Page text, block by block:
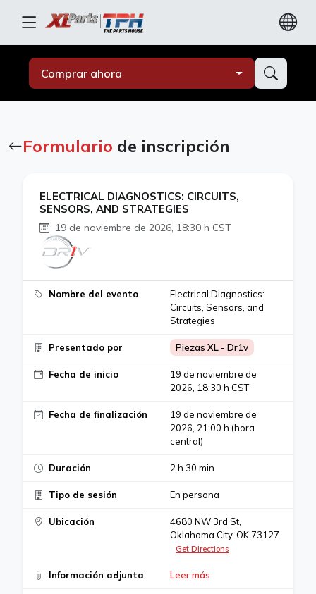
Comprar ahora
Formulario de inscripción
ELECTRICAL DIAGNOSTICS: CIRCUITS,
SENSORS, AND STRATEGIES
19 de noviembre de 2026, 18:30 h CST
Nombre del evento
Electrical Diagnostics:
Circuits, Sensors, and
Strategies
Presentado por Piezas XL - Dr1v
Fecha de inicio
19 de noviembre de
2026, 18:30 h CST
Fecha de finalización
19 de noviembre de
2026, 21:00 h (hora
central)
Duración 2 h 30 min
Tipo de sesión En persona
Ubicación
4680 NW 3rd St,
Oklahoma City, OK 73127
Get Directions
Información adjunta Leer más